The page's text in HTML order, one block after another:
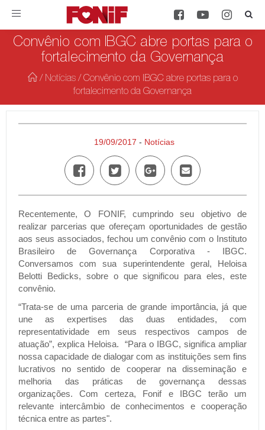
Toggle
Convênio com IBGC abre portas para o
fortalecimento da Governança
/ Notícias/ Convênio com IBGC abre portas para o
fortalecimento da Governança
19/09/2017 - Notícias
Recentemente, O FONIF, cumprindo seu objetivo de
realizar parcerias que ofereçam oportunidades de gestão
aos seus associados, fechou um convênio com o Instituto
Brasileiro de Governança Corporativa - IBGC.
Conversamos com sua superintendente geral, Heloisa
Belotti Bedicks, sobre o que significou para eles, este
convênio.
“Trata-se de uma parceria de grande importância, já que
une as expertises das duas entidades, com
representatividade em seus respectivos campos de
atuação”, explica Heloisa. “Para o IBGC, significa ampliar
nossa capacidade de dialogar com as instituições sem fins
lucrativos no sentido de cooperar na disseminação e
melhoria das práticas de governança dessas
organizações.
Com certeza, Fonif e IBGC terão um
relevante intercâmbio de conhecimentos e cooperação
técnica entre as partes".